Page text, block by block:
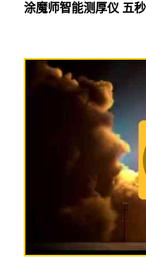
涂魔师智能测厚仪 五